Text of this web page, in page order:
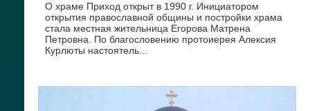
О храме Приход открыт в 1990 г. Инициатором
открытия православной общины и постройки храма
стала местная жительница Егорова Матрена
Петровна. По благословению протоиерея Алексия
Курлюты настоятель...